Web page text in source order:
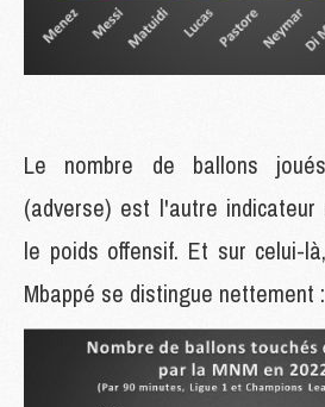
Le nombre de ballons
(adverse) est l'autre
le poids offensif. Et sur celui-
Mbappé se distingue nettement :